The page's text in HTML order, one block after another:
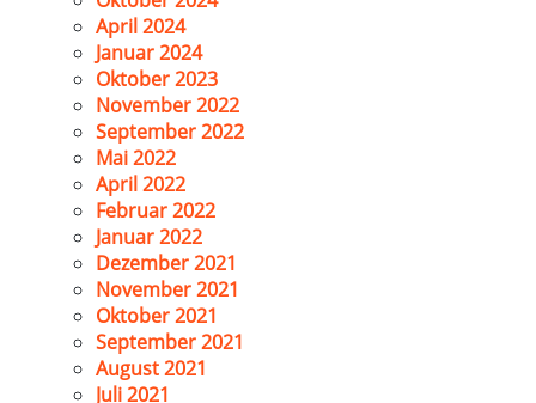
April 2024
Januar 2024
Oktober 2023
November 2022
September 2022
Mai 2022
April 2022
Februar 2022
Januar 2022
Dezember 2021
November 2021
Oktober 2021
September 2021
August 2021
Juli 2021